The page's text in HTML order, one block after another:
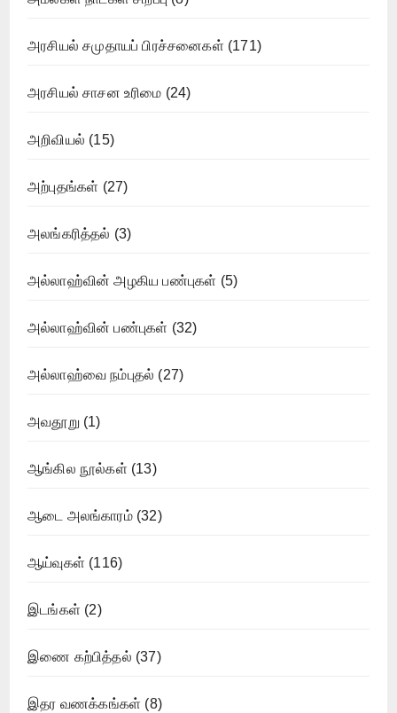
அரசியல் சமுதாயப் பிரச்சனைகள் (171)
அரசியல் சாசன உரிமை (24)
அறிவியல் (15)
அற்புதங்கள் (27)
அலங்கரித்தல் (3)
அல்லாஹ்வின் அழகிய பண்புகள் (5)
அல்லாஹ்வின் பண்புகள் (32)
அல்லாஹ்வை நம்புதல் (27)
அவதூறு (1)
ஆங்கில நூல்கள் (13)
ஆடை அலங்காரம்(32)
ஆய்வுகள் (116)
இடங்கள் (2)
இணை கற்பித்தல் (37)
இதர வணக்கங்கள் (8)